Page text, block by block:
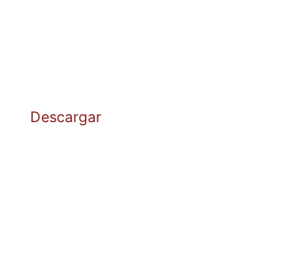
Descargar